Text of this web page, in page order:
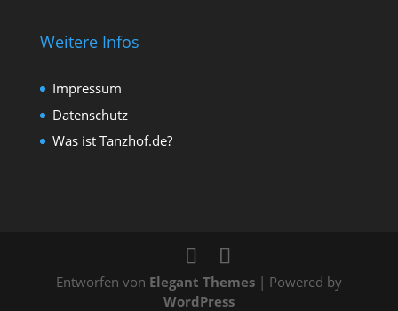
Weitere Infos
Impressum
Datenschutz
Was ist Tanzhof.de?
Entworfen von Elegant Themes| Powered by
WordPress